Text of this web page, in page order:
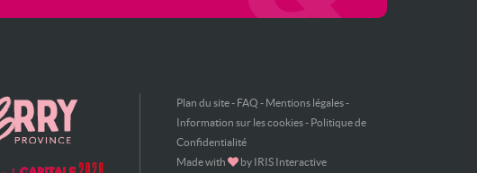
Plan du site- FAQ - Mentions légales-
Information sur les cookies- Politique de
Confidentialité
Made with
by IRIS Interactive